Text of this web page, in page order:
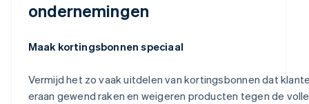
ondernemingen
Maak kortingsbonnen speciaal
Vermijd het zo vaak uitdelen van kortingsbonnen dat
eraan gewend raken en weigeren producten tegen de volle